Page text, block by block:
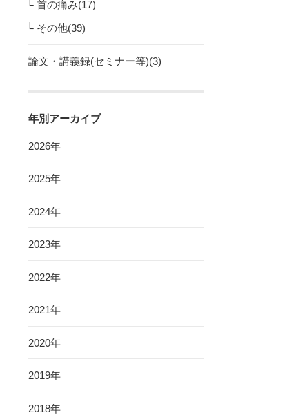
首の痛み(17)
その他(39)
論文・講義録(セミナー等)(3)
年別アーカイブ
2026年
2025年
2024年
2023年
2022年
2021年
2020年
2019年
2018年